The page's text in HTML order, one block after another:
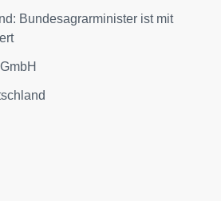
Bundesagrarminister ist mit